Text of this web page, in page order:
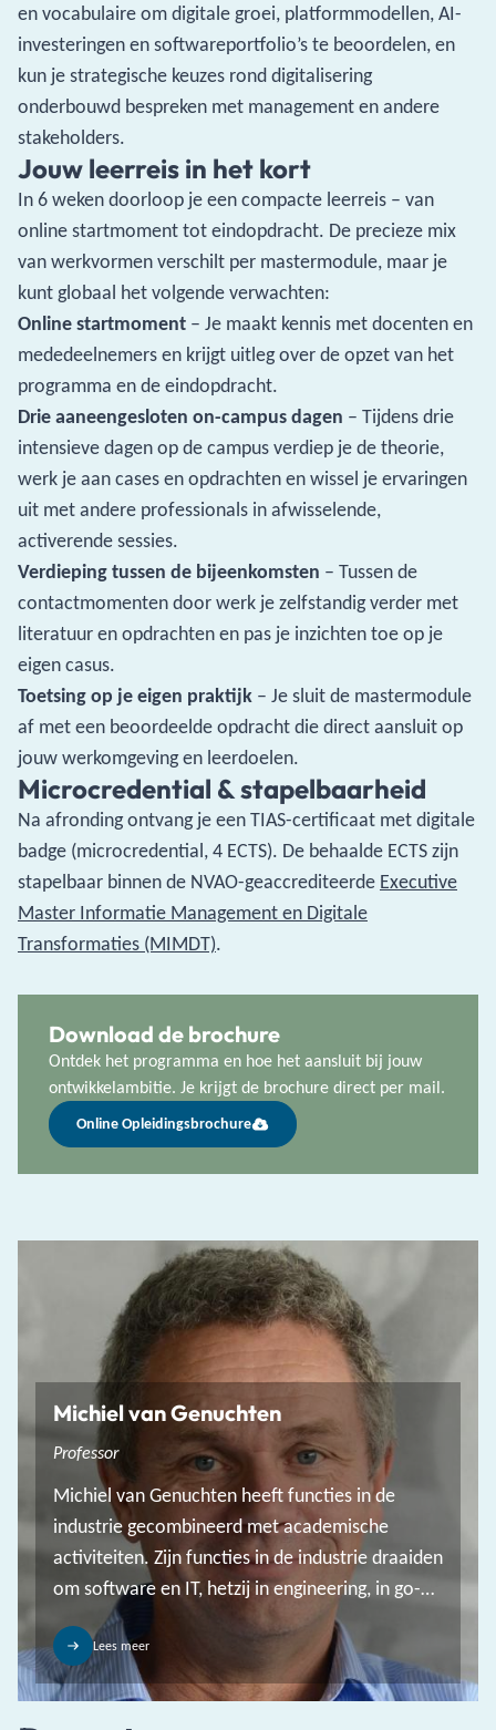
en vocabulaire om digitale groei, platformmodellen, AI-
investeringen en softwareportfolio’s te beoordelen, en
kun je strategische keuzes rond digitalisering
onderbouwd bespreken met management en andere
stakeholders.
Jouw leerreis in het kort
In 6 weken doorloop je een compacte leerreis – van
online startmoment tot eindopdracht. De precieze mix
van werkvormen verschilt per mastermodule, maar je
kunt globaal het volgende verwachten:
Online startmoment – Je maakt kennis met docenten en
mededeelnemers en krijgt uitleg over de opzet van het
programma en de eindopdracht.
Drie aaneengesloten on-campus dagen – Tijdens drie
intensieve dagen op de campus verdiep je de theorie,
werk je aan cases en opdrachten en wissel je ervaringen
uit met andere professionals in afwisselende,
activerende sessies.
Verdieping tussen de bijeenkomsten – Tussen de
contactmomenten door werk je zelfstandig verder met
literatuur en opdrachten en pas je inzichten toe op je
eigen casus.
Toetsing op je eigen praktijk – Je sluit de mastermodule
af met een beoordeelde opdracht die direct aansluit op
jouw werkomgeving en leerdoelen.
Microcredential & stapelbaarheid
Na afronding ontvang je een TIAS-certificaat met digitale
badge (microcredential, 4 ECTS). De behaalde ECTS zijn
stapelbaar binnen de NVAO-geaccrediteerde Executive
Master Informatie Management en Digitale
Transformaties (MIMDT).
Download de brochure
Ontdek het programma en hoe het aansluit bij jouw
ontwikkelambitie. Je krijgt de brochure direct per mail.
Online Opleidingsbrochure
Michiel van Genuchten
Professor
Michiel van Genuchten heeft functies in de
industrie gecombineerd met academische
activiteiten. Zijn functies in de industrie draaiden
om software en IT, hetzij in engineering, in go-
to-marketrollen of als algemeen directeur.
Lees meer